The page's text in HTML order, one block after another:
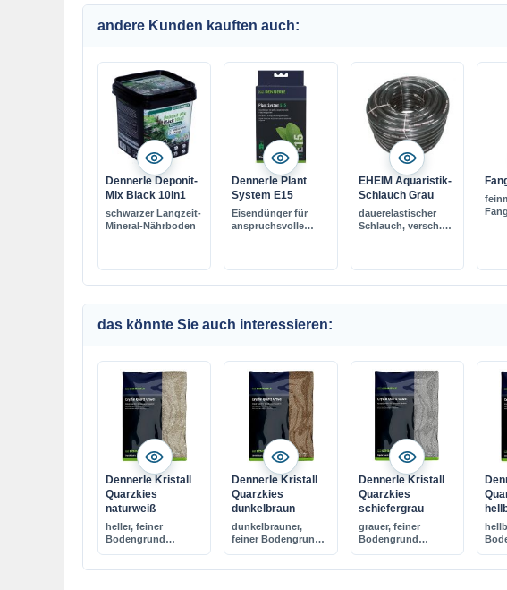
andere Kunden kauften auch:
Dennerle Deponit-
Mix Black 10in1
schwarzer Langzeit-
Mineral-Nährboden
Dennerle Plant
System E15
Eisendünger für
anspruchsvolle
EHEIM Aquaristik-
Schlauch Grau
dauerelastischer
Schlauch, versch.
das könnte Sie auch interessieren:
Dennerle Kristall
Quarzkies
naturweiß
heller, feiner
Bodengrund
Dennerle Kristall
Quarzkies
dunkelbraun
dunkelbrauner,
feiner Bodengrund
Dennerle Kristall
Quarzkies
schiefergrau
grauer, feiner
Bodengrund